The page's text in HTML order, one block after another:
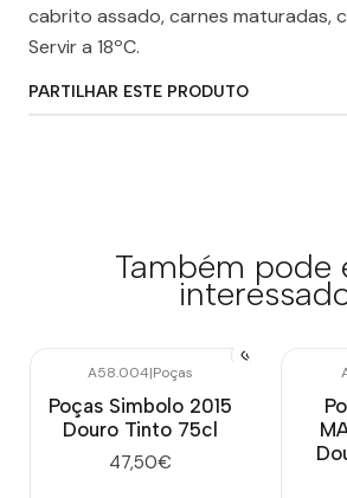
cabrito assado, carnes maturadas,
Servir a 18ºC.
PARTILHAR ESTE PRODUTO
Também pode
A58.004|Poças
Poças Simbolo 2015
Douro Tinto 75cl
47,50€